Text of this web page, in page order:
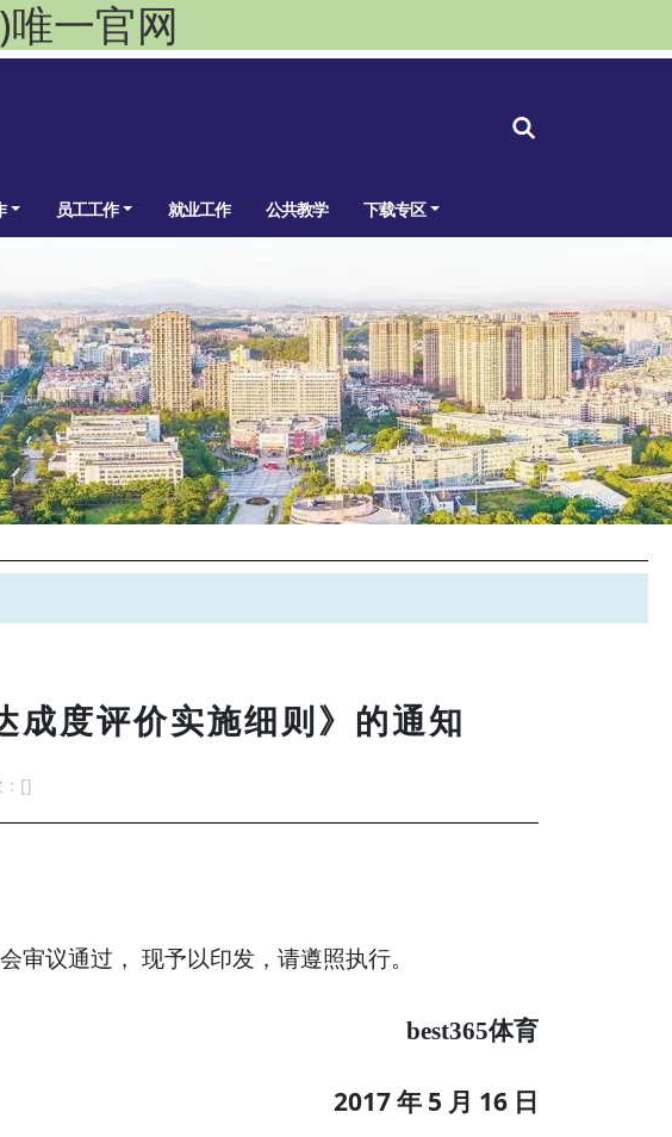
一官网
员工工作 就业工作 公共教学 下载专区
度评价实施细则》的通知
：[]
审议通过， 现予以印发，请遵照执行。
best365体育
2017 年 5 月 16 日